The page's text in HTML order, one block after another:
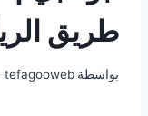
طريق
بواسطة tefagooweb